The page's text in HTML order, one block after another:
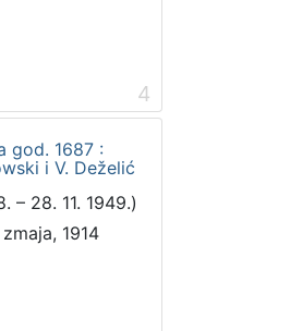
4
god. 1687 :
i V. Deželić
– 28. 11. 1949.)
1914